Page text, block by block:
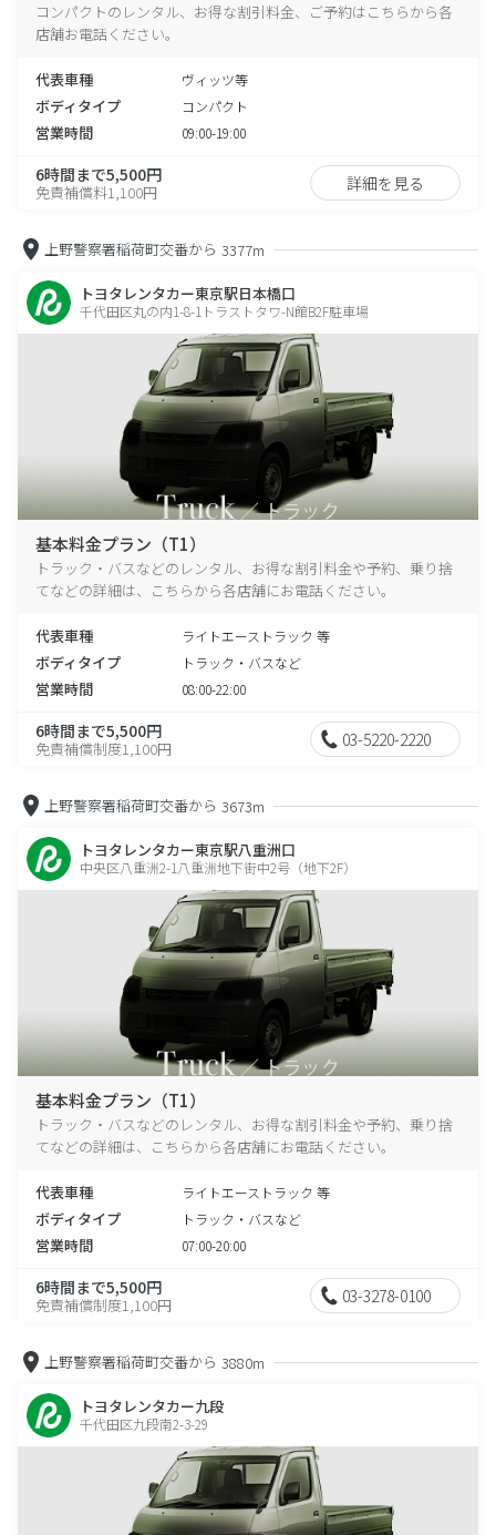
コンパクトのレンタル、お得な割引料金、ご予約はこちらから各
店舗お電話ください。
代表車種 ヴィッツ等
ボディタイプ コンパクト
営業時間 09:00-19:00
6時間まで5,500円
免責補償料1,100円 詳細を見る
上野警察署稲荷町交番から 3377m
トヨタレンタカー東京駅日本橋口
千代田区丸の内1-8-1トラストタワ-N館B2F駐車場
基本料金プラン（T1）
トラック・バスなどのレンタル、お得な割引料金や予約、乗り捨
てなどの詳細は、こちらから各店舗にお電話ください。
代表車種 ライトエーストラック 等
ボディタイプ トラック・バスなど
営業時間 08:00-22:00
6時間まで5,500円
免責補償制度1,100円 03-5220-2220
上野警察署稲荷町交番から 3673m
トヨタレンタカー東京駅八重洲口
中央区八重洲2-1八重洲地下街中2号（地下2F）
基本料金プラン（T1）
トラック・バスなどのレンタル、お得な割引料金や予約、乗り捨
てなどの詳細は、こちらから各店舗にお電話ください。
代表車種 ライトエーストラック 等
ボディタイプ トラック・バスなど
営業時間 07:00-20:00
6時間まで5,500円
免責補償制度1,100円 03-3278-0100
上野警察署稲荷町交番から 3880m
トヨタレンタカー九段
千代田区九段南2-3-29